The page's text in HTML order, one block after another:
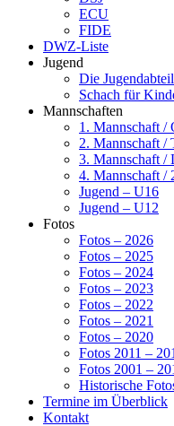
ECU
FIDE
DWZ-Liste
Jugend
Die
Schach für
Mannschaften
1. Mannschaft /
2. Mannschaft /
3. Mannschaft /
4. Mannschaft /
Jugend – U16
Jugend – U12
Fotos
Fotos – 2026
Fotos – 2025
Fotos – 2024
Fotos – 2023
Fotos – 2022
Fotos – 2021
Fotos – 2020
Fotos 2011 –
Fotos 2001 –
Historische
Termine im Überblick
Kontakt